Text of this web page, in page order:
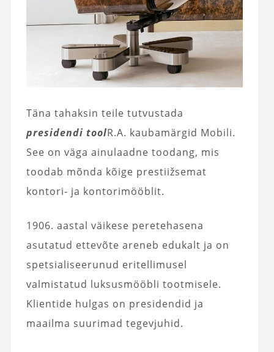
Täna tahaksin teile tutvustada
presidendi toolR.A. kaubamärgid Mobili.
See on väga ainulaadne toodang, mis
toodab mõnda kõige prestiižsemat
kontori- ja kontorimööblit.
1906. aastal väikese peretehasena
asutatud ettevõte areneb edukalt ja on
spetsialiseerunud eritellimusel
valmistatud luksusmööbli tootmisele.
Klientide hulgas on presidendid ja
maailma suurimad tegevjuhid.